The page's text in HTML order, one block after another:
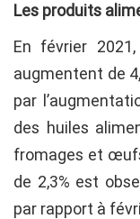
Les produits
En février
augmentent de
par
des huiles
fromages et
de 2,3% est
par rapport à